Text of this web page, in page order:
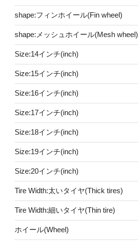
shape:フィンホイール(Fin wheel)
shape:メッシュホイール(Mesh wheel)
Size:14インチ(inch)
Size:15インチ(inch)
Size:16インチ(inch)
Size:17インチ(inch)
Size:18インチ(inch)
Size:19インチ(inch)
Size:20インチ(inch)
Tire Width:太いタイヤ(Thick tires)
Tire Width:細いタイヤ(Thin tire)
ホイール(Wheel)